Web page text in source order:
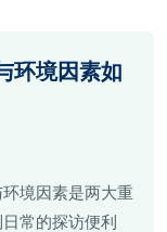
环境因素如
境因素是两大重
常的探访便利